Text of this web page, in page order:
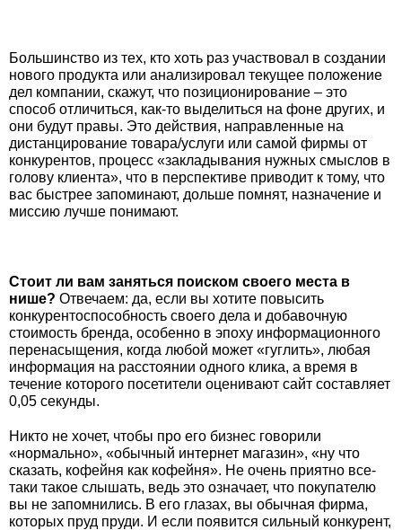
Большинство из тех, кто хоть раз участвовал в создании
нового продукта или анализировал текущее положение
дел компании, скажут, что позиционирование – это
способ отличиться, как-то выделиться на фоне других, и
они будут правы. Это действия, направленные на
дистанцирование товара/услуги или самой фирмы от
конкурентов, процесс «закладывания нужных смыслов в
голову клиента», что в перспективе приводит к тому, что
вас быстрее запоминают, дольше помнят, назначение и
миссию лучше понимают.
Стоит ли вам заняться поиском своего места в
нише? Отвечаем: да, если вы хотите повысить
конкурентоспособность своего дела и добавочную
стоимость бренда, особенно в эпоху информационного
перенасыщения, когда любой может «гуглить», любая
информация на расстоянии одного клика, а время в
течение которого посетители оценивают сайт составляет
0,05 секунды.
Никто не хочет, чтобы про его бизнес говорили
«нормально», «обычный интернет магазин», «ну что
сказать, кофейня как кофейня». Не очень приятно все-
таки такое слышать, ведь это означает, что покупателю
вы не запомнились. В его глазах, вы обычная фирма,
которых пруд пруди. И если появится сильный конкурент,